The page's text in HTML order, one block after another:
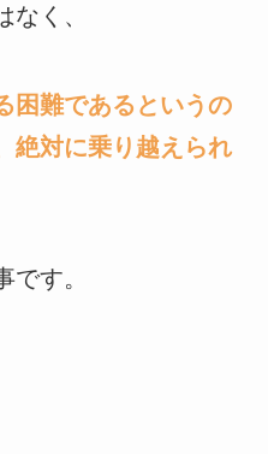
く、
困難であるというの
絶対に乗り越えられ
です。